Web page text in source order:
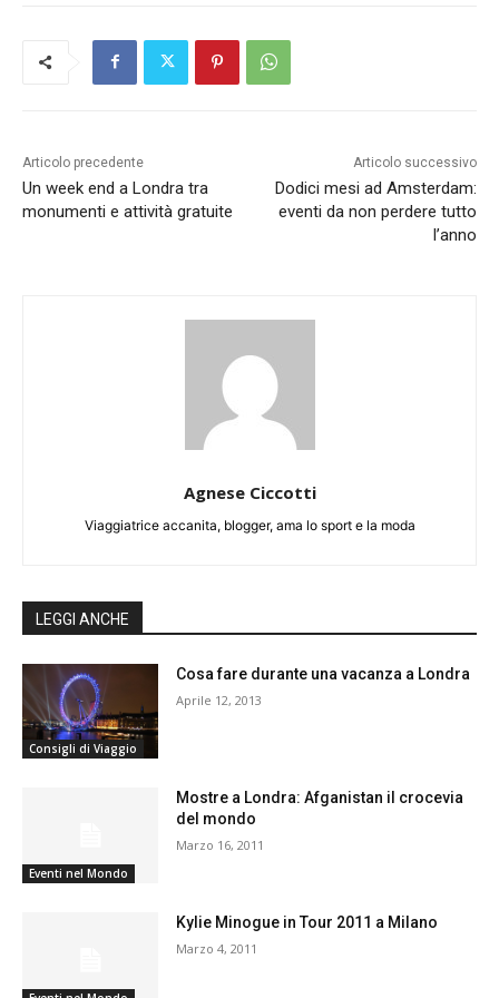
Articolo precedente
Un week end a Londra tra
monumenti e attività gratuite
Articolo successivo
Dodici mesi ad Amsterdam:
eventi da non perdere tutto
l’anno
Agnese Ciccotti
Viaggiatrice accanita, blogger, ama lo sport e la moda
LEGGI ANCHE
Consigli di Viaggio
Cosa fare durante una vacanza a Londra
Aprile 12, 2013
Eventi nel Mondo
Mostre a Londra: Afganistan il crocevia
del mondo
Marzo 16, 2011
Kylie Minogue in Tour 2011 a Milano
Marzo 4, 2011